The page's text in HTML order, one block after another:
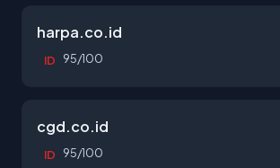
harpa.co.id
ID 95/100
cgd.co.id
ID 95/100